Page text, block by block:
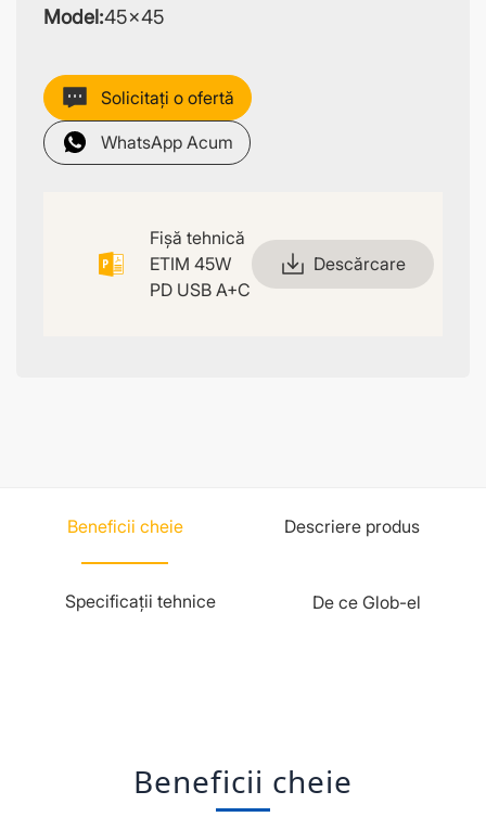
Model:45×45
Solicitați o ofertă
WhatsApp Acum
Fișă tehnică
ETIM 45W
PD USB A+C
Descărcare
Beneficii cheie Descriere produs
Specificații tehnice De ce Glob-el
Beneficii cheie